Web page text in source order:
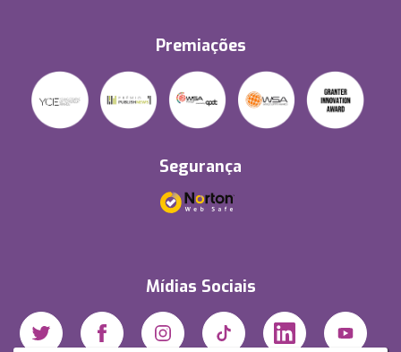
Premiações
Segurança
Mídias Sociais